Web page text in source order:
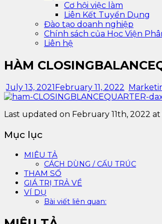
Cơ hội việc làm
Liên Kết Tuyển Dụng
Đào tạo doanh nghiệp
Chính sách của Học Viện
Liên hệ
HÀM
July 13, 2021February 11, 2022
Last updated on February 11th, 2022 at
Mục lục
MIÊU TẢ
CÁCH DÙNG / CẤU TRÚC
THAM SỐ
GIÁ TRỊ TRẢ VỀ
VÍ DỤ
Bài viết liên quan: